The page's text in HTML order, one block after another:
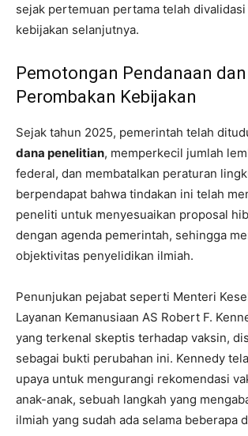
sejak pertemuan pertama telah
kebijakan selanjutnya.
Pemotongan Pendanaan dan
Perombakan Kebijakan
Sejak tahun 2025, pemerintah telah
dana penelitian, memperkecil jumlah
federal, dan membatalkan peraturan
berpendapat bahwa tindakan ini telah
peneliti untuk menyesuaikan proposal
dengan agenda pemerintah, sehingga
objektivitas penyelidikan ilmiah.
Penunjukan pejabat seperti Menteri
Layanan Kemanusiaan AS Robert F.
yang terkenal skeptis terhadap vaksin,
sebagai bukti perubahan ini. Kennedy
upaya untuk mengurangi rekomendasi
anak-anak, sebuah langkah yang
ilmiah yang sudah ada selama beberapa